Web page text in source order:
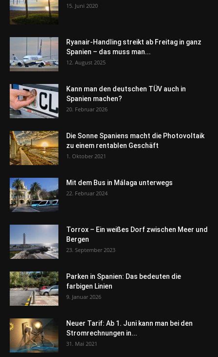
15. Juni 2020
Ryanair-Handling streikt ab Freitag in ganz
Spanien – das muss man...
12. August 2025
Kann man den deutschen TÜV auch in
Spanien machen?
20. Februar 2026
Die Sonne Spaniens macht die Photovoltaik
zu einem rentablen Geschäft
1. Oktober 2021
Mit dem Bus in Málaga unterwegs
22. Februar 2024
Torrox – Ein weißes Dorf zwischen Meer und
Bergen
23. September 2023
Parken in Spanien: Das bedeuten die
farbigen Linien
9. Januar 2026
Neuer Tarif: Ab 1. Juni kann man bei den
Stromrechnungen in...
31. Mai 2021